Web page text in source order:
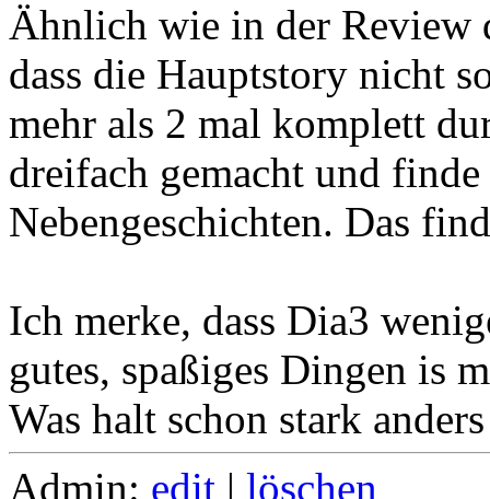
Ähnlich wie in der Review
dass die Hauptstory nicht
mehr als 2 mal komplett
dreifach gemacht und
Nebengeschichten. Das
Ich merke, dass Dia3
gutes, spaßiges Dingen is
Was halt schon stark
Admin: edit | löschen